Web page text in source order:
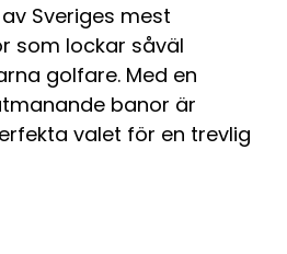
Sveriges mest
som lockar såväl
golfare. Med en
banor är
valet för en trevlig